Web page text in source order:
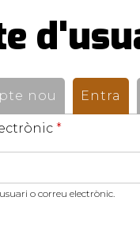
nou Entra
*
o correu electrònic.